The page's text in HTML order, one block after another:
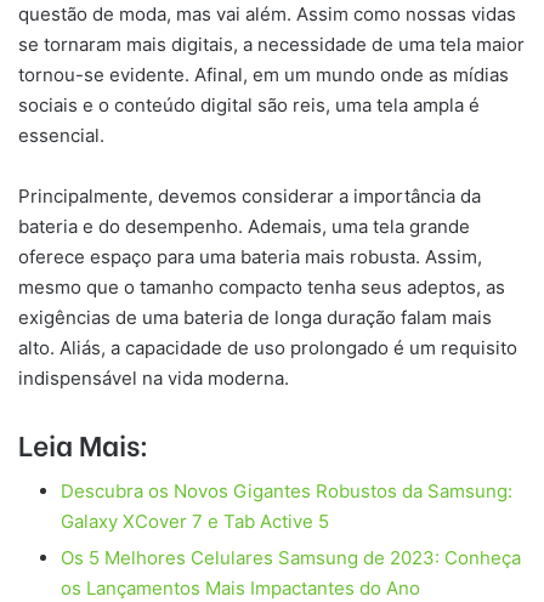
questão de moda, mas vai além. Assim como nossas vidas
se tornaram mais digitais, a necessidade de uma tela maior
tornou-se evidente. Afinal, em um mundo onde as mídias
sociais e o conteúdo digital são reis, uma tela ampla é
essencial.
Principalmente, devemos considerar a importância da
bateria e do desempenho. Ademais, uma tela grande
oferece espaço para uma bateria mais robusta. Assim,
mesmo que o tamanho compacto tenha seus adeptos, as
exigências de uma bateria de longa duração falam mais
alto. Aliás, a capacidade de uso prolongado é um requisito
indispensável na vida moderna.
Leia Mais:
Descubra os Novos Gigantes Robustos da Samsung:
Galaxy XCover 7 e Tab Active 5
Os 5 Melhores Celulares Samsung de 2023: Conheça
os Lançamentos Mais Impactantes do Ano